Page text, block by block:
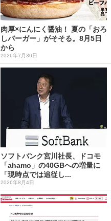
肉厚×にんにく醤油！ 夏の「おろ
しバーガー」がそそる。8月5日
から
2026年7月30日
ソフトバンク宮川社長、ドコモ
「ahamo」の40GBへの増量に
「現時点では追従し...
2026年8月4日